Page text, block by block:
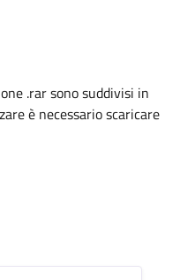
.rar sono suddivisi in
è necessario scaricare